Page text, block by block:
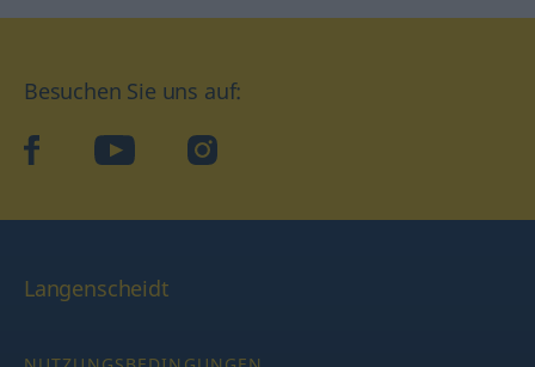
Besuchen Sie uns auf:
facebookYouTube Instagram
Langenscheidt